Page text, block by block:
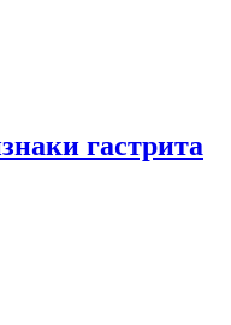
гастрита